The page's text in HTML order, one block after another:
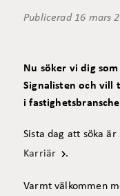
Publicerad 16 mars
Nu söker vi dig
Signalisten och vill
i
Sista dag att söka
Karriär
.
Varmt välkommen